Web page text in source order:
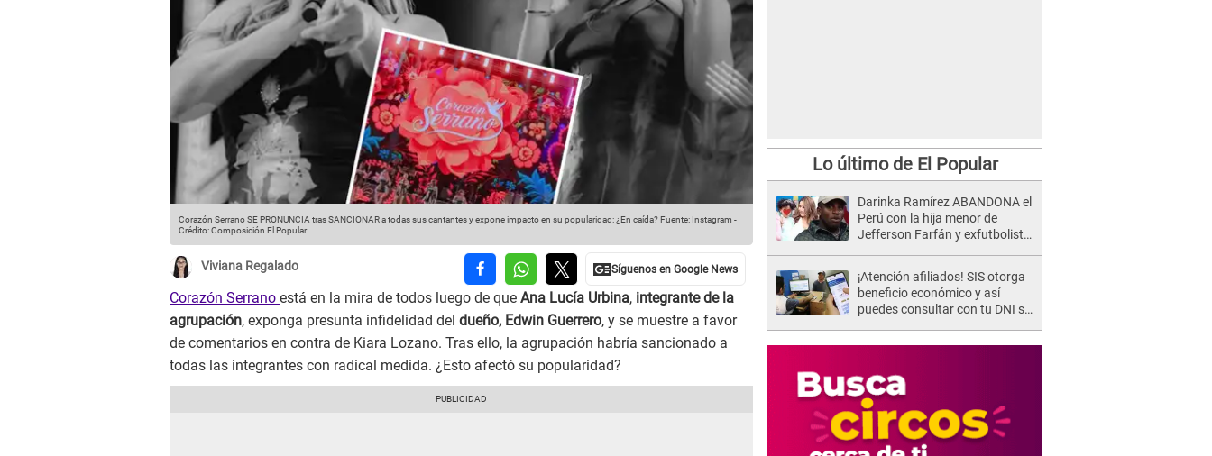
Corazón Serrano SE PRONUNCIA tras SANCIONAR a todas sus cantantes y expone impacto en su popularidad: ¿En caída? Fuente: Instagram -
Crédito: Composición El Popular
Viviana Regalado
Corazón Serrano está en la mira de todos luego de que Ana Lucía Urbina, integrante de la
agrupación, exponga presunta infidelidad del dueño, Edwin Guerrero, y se muestre a favor
de comentarios en contra de Kiara Lozano. Tras ello, la agrupación habría sancionado a
todas las integrantes con radical medida. ¿Esto afectó su popularidad?
Lo último de El Popular
Darinka Ramírez ABANDONA el
Perú con la hija menor de
Jefferson Farfán y exfutbolista
¡Atención afiliados! SIS otorga
beneficio económico y así
puedes consultar con tu DNI si